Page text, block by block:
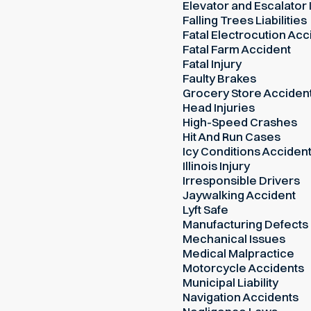
Elevator and Escalator
Falling Trees Liabilities
Fatal Electrocution
Fatal Farm Accident
Fatal Injury
Faulty Brakes
Grocery Store
Head Injuries
High-Speed Crashes
Hit And Run Cases
Icy Conditions
Illinois Injury
Irresponsible Drivers
Jaywalking Accident
Lyft Safe
Manufacturing Defects
Mechanical Issues
Medical Malpractice
Motorcycle Accidents
Municipal Liability
Navigation Accidents